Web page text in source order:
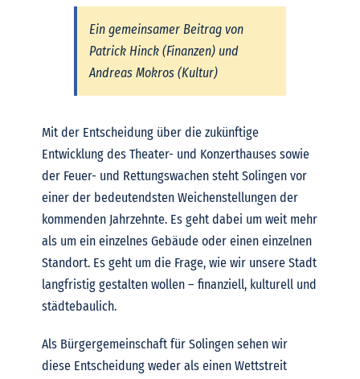
Ein gemeinsamer Beitrag von
Patrick Hinck (Finanzen) und
Andreas Mokros (Kultur)
Mit der Entscheidung über die zukünftige
Entwicklung des Theater- und Konzerthauses sowie
der Feuer- und Rettungswachen steht Solingen vor
einer der bedeutendsten Weichenstellungen der
kommenden Jahrzehnte. Es geht dabei um weit mehr
als um ein einzelnes Gebäude oder einen einzelnen
Standort. Es geht um die Frage, wie wir unsere Stadt
langfristig gestalten wollen – finanziell, kulturell und
städtebaulich.
Als Bürgergemeinschaft für Solingen sehen wir
diese Entscheidung weder als einen Wettstreit